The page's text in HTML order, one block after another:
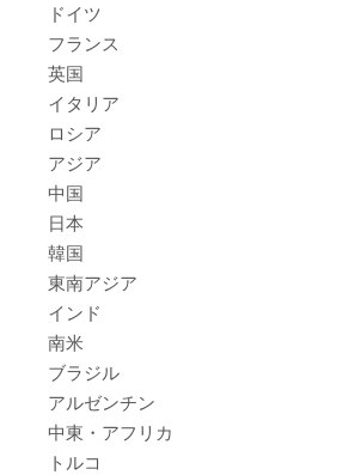
ドイツ
フランス
英国
イタリア
ロシア
アジア
中国
日本
韓国
東南アジア
インド
南米
ブラジル
アルゼンチン
中東・アフリカ
トルコ